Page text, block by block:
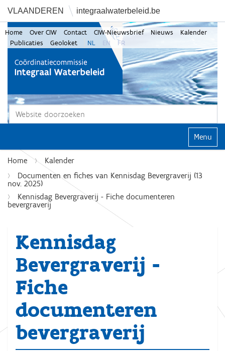
VLAANDEREN integraalwaterbeleid.be
Zoek
Home Over CIW Contact CIW-Nieuwsbrief Nieuws
Kalender
Publicaties
Geoloket NL EN FR
Klap
Home
Kalender
Documenten en fiches van Kennisdag Bevergraverij (13
nov. 2025)
Kennisdag Bevergraverij - Fiche documenteren
bevergraverij
Kennisdag
Bevergraverij -
Fiche
documenteren
bevergraverij